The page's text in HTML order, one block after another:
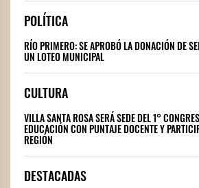
POLÍTICA
RÍO PRIMERO: SE APROBÓ LA DONACIÓN DE
UN LOTEO MUNICIPAL
CULTURA
VILLA SANTA ROSA SERÁ SEDE DEL 1°
EDUCACIÓN CON PUNTAJE DOCENTE Y
REGIÓN
DESTACADAS